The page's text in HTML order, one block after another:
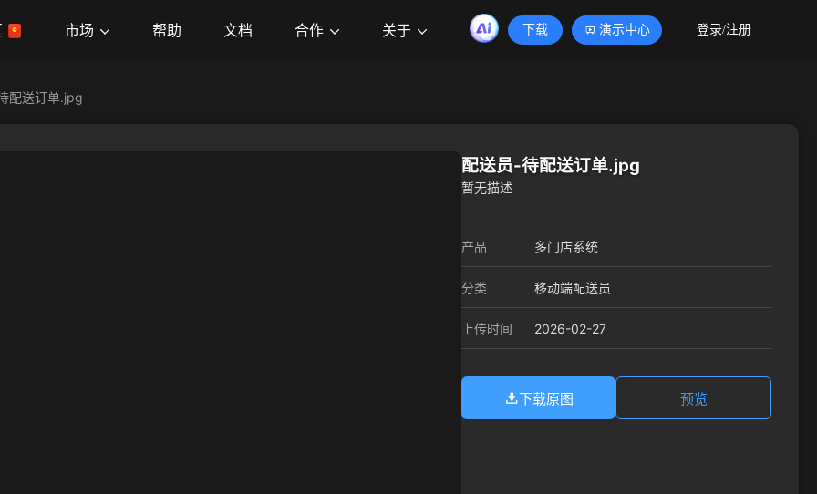
市场 帮助 文档 合作 关于 下载 演示中心 登录/注册
配送订单.jpg
配送员-待配送订单.jpg
暂无描述
产品 多门店系统
分类 移动端配送员
上传时间 2026-02-27
下载原图 预览